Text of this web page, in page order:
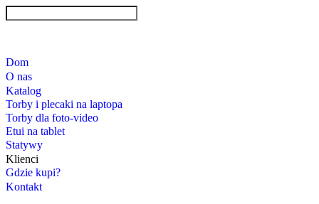
Dom
O nas
Katalog
Torby i plecaki na laptopa
Torby dla foto-video
Etui na tablet
Statywy
Klienci
Gdzie kupi?
Kontakt